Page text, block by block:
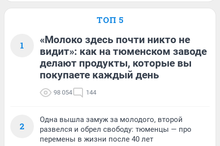
ТОП 5
1
«Молоко здесь почти никто не
видит»: как на тюменском заводе
делают продукты, которые вы
покупаете каждый день
98 054 144
2
Одна вышла замуж за молодого, второй
развелся и обрел свободу: тюменцы — про
перемены в жизни после 40 лет